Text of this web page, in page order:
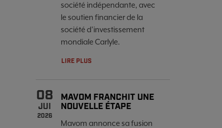
société indépendante, avec
le soutien financier de la
société d’investissement
mondiale Carlyle.
LIRE PLUS
08
JUI
2026
MAVOM FRANCHIT UNE
NOUVELLE ÉTAPE
Mavom annonce sa fusion